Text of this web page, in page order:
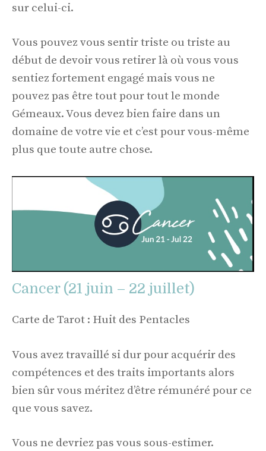
sur celui-ci.
Vous pouvez vous sentir triste ou triste au
début de devoir vous retirer là où vous vous
sentiez fortement engagé mais vous ne
pouvez pas être tout pour tout le monde
Gémeaux. Vous devez bien faire dans un
domaine de votre vie et c’est pour vous-même
plus que toute autre chose.
Cancer (21 juin – 22 juillet)
Carte de Tarot : Huit des Pentacles
Vous avez travaillé si dur pour acquérir des
compétences et des traits importants alors
bien sûr vous méritez d’être rémunéré pour ce
que vous savez.
Vous ne devriez pas vous sous-estimer.